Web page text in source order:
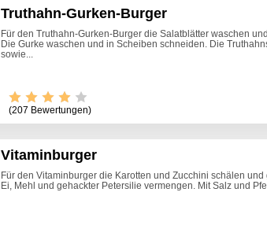
Truthahn-Gurken-Burger
Für den Truthahn-Gurken-Burger die Salatblätter waschen
Die Gurke waschen und in Scheiben schneiden. Die
sowie...
(207 Bewertungen)
Vitaminburger
Für den Vitaminburger die Karotten und Zucchini schälen und
Ei, Mehl und gehackter Petersilie vermengen. Mit Salz und
Marillenkuchen